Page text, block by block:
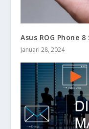
Asus ROG Phone
Januari 28, 2024